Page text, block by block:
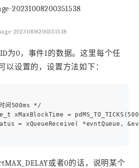
20231008200351538
为0，事件1的数据。这里每个任
以设置的，设置方法如下：
间500ms */
xMaxBlockTime =
或者0的话，说明某个